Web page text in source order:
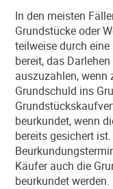
In den meisten
Grundstücke oder
teilweise durch
bereit, das
auszuzahlen, wenn
Grundschuld ins
beurkundet, wenn
bereits gesichert
Käufer auch die
beurkundet werden.